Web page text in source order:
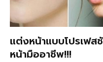
แต่งหน้าแบบโปรเฟ
หน้ามืออาชีพ!!!